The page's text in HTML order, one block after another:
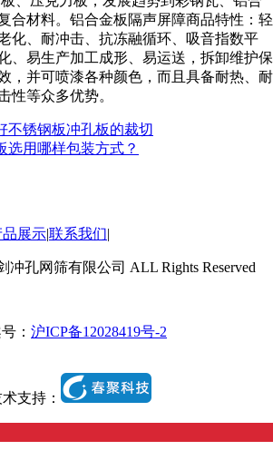
合材料。铝合金板隔声屏障商品特性：轻
化、耐冲击、抗冻融循环、吸音指数平
、易生产加工成形、易运送，拆卸维护保
，并可喷漆各种颜色，而且具备耐热、耐
性等众多优势。
不锈钢板冲孔板的裁切
选用哪样包装方式？
品展示|联系我们|
冲孔网筛有限公司 ALL Rights Reserved
： 沪ICP备12028419号-2
支持：